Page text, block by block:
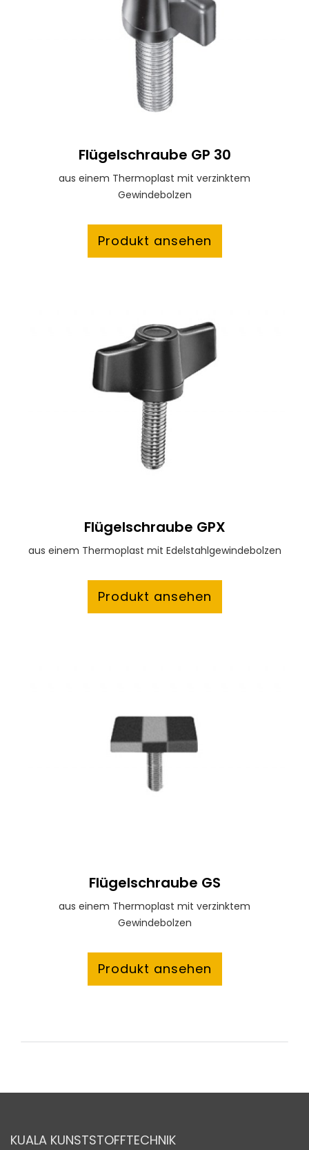
Flügelschraube GP 30
aus einem Thermoplast mit verzinktem
Gewindebolzen
Produkt ansehen
Flügelschraube GPX
aus einem Thermoplast mit Edelstahlgewindebolzen
Produkt ansehen
Flügelschraube GS
aus einem Thermoplast mit verzinktem
Gewindebolzen
Produkt ansehen
KUALA KUNSTSTOFFTECHNIK